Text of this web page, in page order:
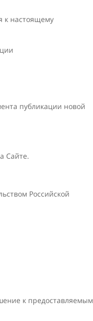
к настоящему
публикации новой
Сайте.
Российской
к предоставляемым